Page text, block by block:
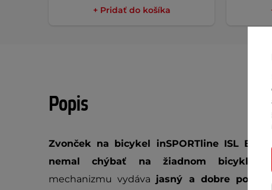
+ Pridať do košíka
Popis
Zvonček na bicykel inSPORTline ISL
nemal chýbať na žiadnom bicykli.
mechanizmu vydáva jasný a dobre